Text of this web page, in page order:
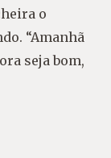
o
“Amanhã
seja bom,